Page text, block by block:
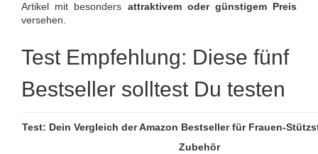
Artikel mit besonders attraktivem oder günstigem Preis
versehen.
Test Empfehlung: Diese fünf
Bestseller solltest Du testen
Test: Dein Vergleich der Amazon Bestseller für Frauen-
Zubehör